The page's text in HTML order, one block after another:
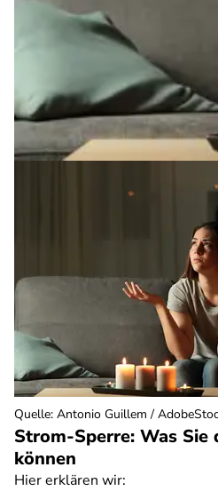
Strom-Sperre: Was Sie
können
Hier erklären wir:
Quelle: Antonio Guillem /